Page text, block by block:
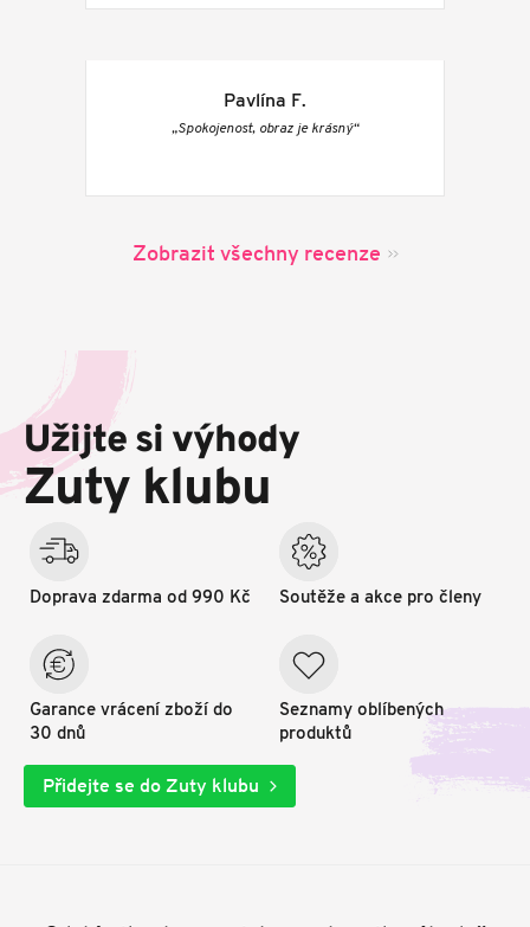
Pavlína F.
„Spokojenost, obraz je krásný“
Zobrazit všechny recenze
a
í
Užijte si výhody
Zuty klubu
Doprava zdarma od 990 Kč
Garance vrácení zboží do
30 dnů
Soutěže a akce pro členy
Seznamy oblíbených
produktů
Přidejte se do Zuty klubu